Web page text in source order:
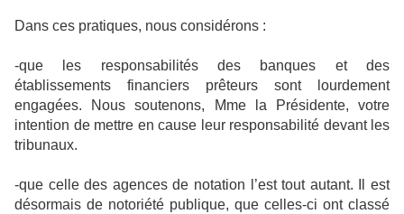
Dans ces pratiques, nous considérons :
-que les responsabilités des banques et des
établissements financiers prêteurs sont lourdement
engagées. Nous soutenons, Mme la Présidente, votre
intention de mettre en cause leur responsabilité devant les
tribunaux.
-que celle des agences de notation l’est tout autant. Il est
désormais de notoriété publique, que celles-ci ont classé